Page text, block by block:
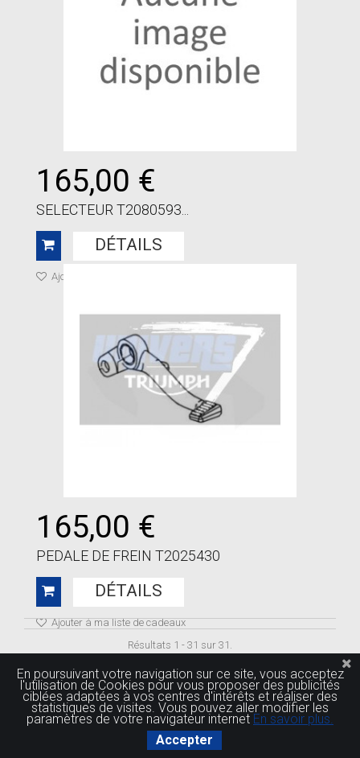
165,00 €
SELECTEUR T2080593...
DÉTAILS
Ajouter à ma liste de cadeaux
165,00 €
PEDALE DE FREIN T2025430
DÉTAILS
Ajouter à ma liste de cadeaux
Résultats 1 - 31 sur 31.
En poursuivant votre navigation sur ce site, vous acceptez
l'utilisation de Cookies pour vous proposer des publicités
ciblées adaptées à vos centres d'intérêts et réaliser des
statistiques de visites. Vous pouvez aller modifier les
paramètres de votre navigateur internet En savoir plus.
Accepter